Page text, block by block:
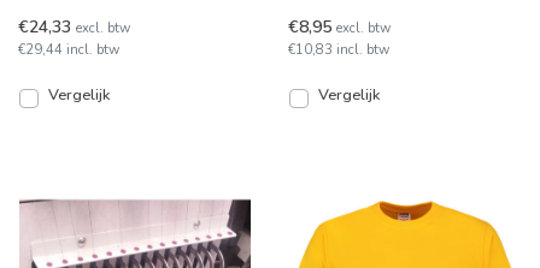
TT-RWS). Deze fluorescere
€24,33 excl. btw
€29,44 incl. btw
Vergelijk
uw organisatie of door mens
€8,95 excl. btw
€10,83 incl. btw
Vergelijk